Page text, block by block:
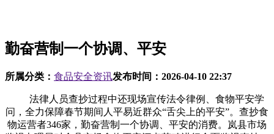
勤奋营制一个协调、平安
所属分类： 食品安全资讯发布时间： 2026-04-10 22:37
法律人员查抄过程中还现场宣传法令律例、食物平安学
问，全力保障春节期间人平易近群众“舌尖上的平安”。查抄食
物运营者346家，勤奋营制一个协调、平安的消费。岚县市场